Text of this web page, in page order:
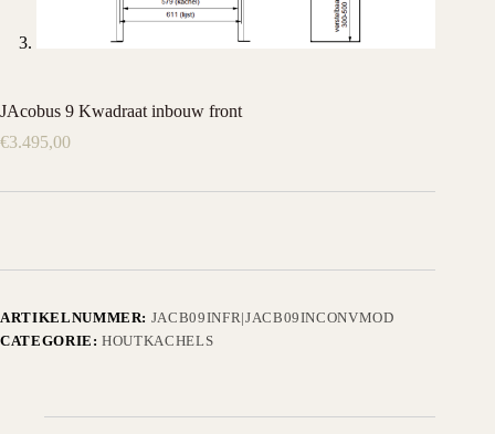
JAcobus 9 Kwadraat inbouw front
€3.495,00
ARTIKELNUMMER: JACB09INFR|JACB09INCONVMOD
CATEGORIE:HOUTKACHELS